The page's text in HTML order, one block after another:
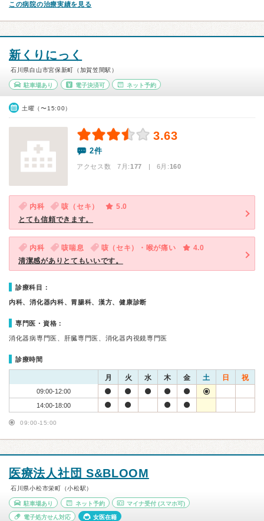
この病院の治療実績を見る
新くりにっく
石川県白山市宮保新町（加賀笠間駅）
駐車場あり 電子決済可 ネット予約
土曜（〜15:00）
3.63
2件
アクセス数 7月:177 | 6月:160
内科 咳（セキ）
5.0
とても信頼できます。
内科 咳喘息 咳（セキ）・喉が痛い
4.0
清潔感がありとてもいいです。
診療科目：
内科、消化器内科、胃腸科、漢方、健康診断
専門医・資格：
消化器病専門医、肝臓専門医、消化器内視鏡専門医
診療時間
月 火 水 木 金 土 日 祝
09:00-12:00
14:00-18:00
09:00-15:00
医療法人社団 S&BLOOM
石川県小松市栄町（小松駅）
駐車場あり ネット予約 マイナ受付 (スマホ可)
電子処方せん対応 女医在籍